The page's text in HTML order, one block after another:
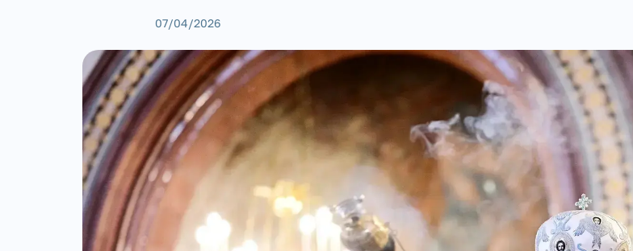
07/04/2026